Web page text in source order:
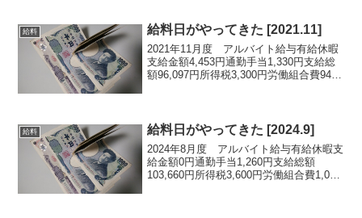
給料 給料日がやってきた [2021.11]
2021年11月度 アルバイト給与有給休暇
支給金額4,453円通勤手当1,330円支給総
額96,097円所得税3,300円労働組合費949
給料 給料日がやってきた [2024.9]
2024年8月度 アルバイト給与有給休暇支
給金額0円通勤手当1,260円支給総額
103,660円所得税3,600円労働組合費1,048